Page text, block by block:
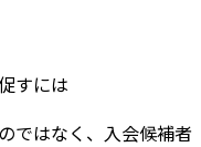
すには
ではなく、入会候補者